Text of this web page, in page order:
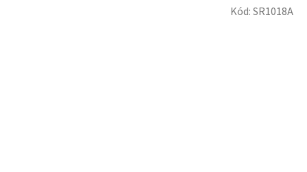
Kód:SR1018A